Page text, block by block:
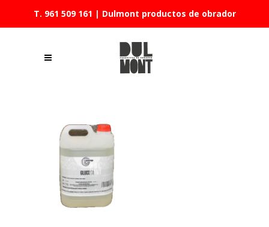
T. 961 509 161 | Dulmont productos de obrador